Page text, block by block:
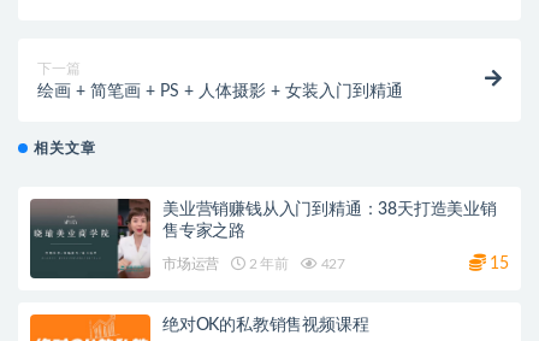
下一篇
绘画 + 简笔画 + PS + 人体摄影 + 女装入门到精通
相关文章
美业营销赚钱从入门到精通：38天打造美业销
售专家之路
市场运营 2 年前 427 15
绝对OK的私教销售视频课程